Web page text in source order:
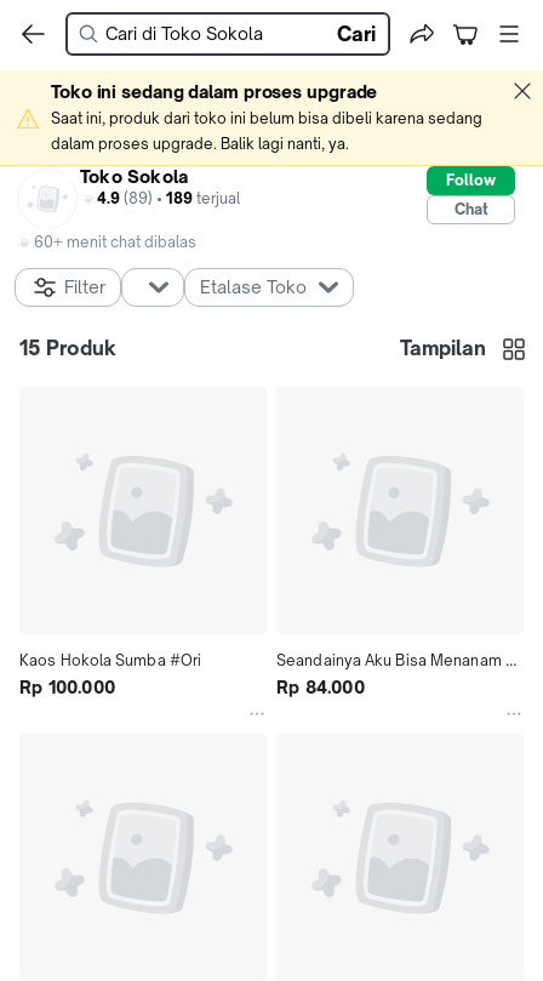
Cari
Toko ini sedang dalam proses upgrade
Saat ini, produk dari toko ini belum bisa dibeli karena sedang
dalam proses upgrade. Balik lagi nanti, ya.
Toko Sokola
4.9 (89) • 189 terjual
Follow
Chat
60+ menit chat dibalas
Filter Etalase Toko
15 Produk Tampilan
Kaos Hokola Sumba #Ori
Rp 100.000
Seandainya Aku Bisa Menanam
Angin
Rp 84.000